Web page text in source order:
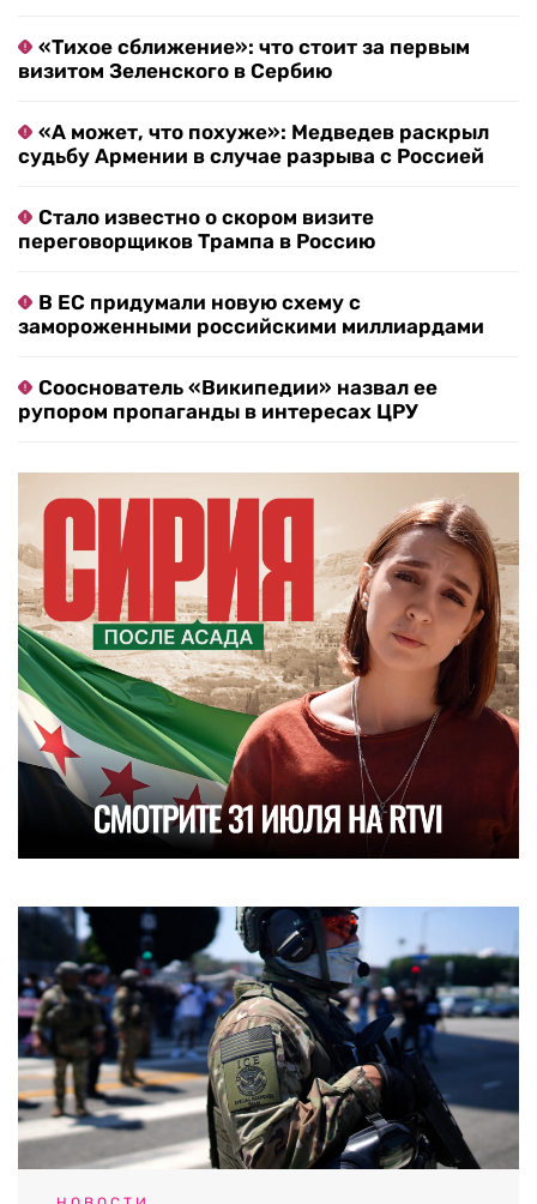
«Тихое сближение»: что стоит за первым
визитом Зеленского в Сербию
«А может, что похуже»: Медведев раскрыл
судьбу Армении в случае разрыва с Россией
Стало известно о скором визите
переговорщиков Трампа в Россию
В ЕС придумали новую схему с
замороженными российскими миллиардами
Сооснователь «Википедии» назвал ее
рупором пропаганды в интересах ЦРУ